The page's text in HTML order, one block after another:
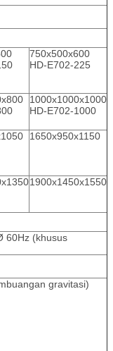
750x500x600
HD-E702-225
1000x1000x1000
HD-E702-1000
1650x950x1150
1900x1450x1550
60Hz (khusus
gravitasi)